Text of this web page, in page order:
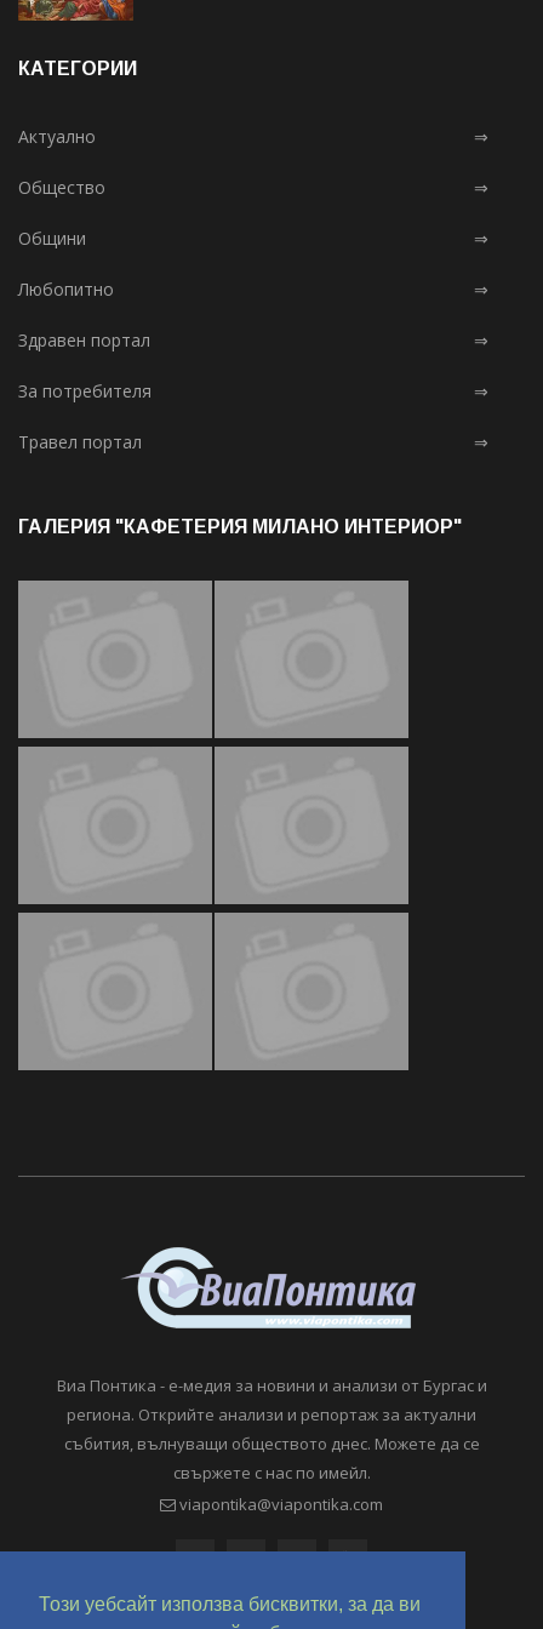
Този уебсайт използва бисквитки, за да ви
КАТЕГОРИИ
Актуално ⇒
Общество ⇒
Общини ⇒
Любопитно ⇒
Здравен портал ⇒
За потребителя ⇒
Травел портал ⇒
ГАЛЕРИЯ "КАФЕТЕРИЯ МИЛАНО ИНТЕРИОР"
Виа Понтика - е-медия за новини и анализи от Бургас и
региона. Открийте анализи и репортаж за актуални
събития, вълнуващи обществото днес. Можете да се
свържете с нас по имейл.
viapontika@viapontika.com